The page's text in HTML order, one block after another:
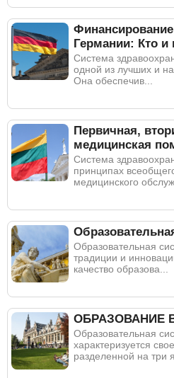
Германии: Кто и
Система
одной из лучших и
Она обеспечив...
Первичная,
медицинская
Система
принципах
медицинского
Образовательная
традиции и
качество образова...
ОБРАЗОВАНИЕ
Образовательная
характеризуется
разделенной на три